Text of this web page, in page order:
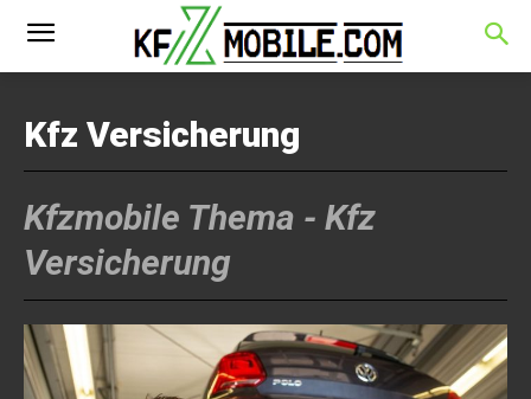
Kfz Versicherung
Kfzmobile Thema - Kfz
Versicherung